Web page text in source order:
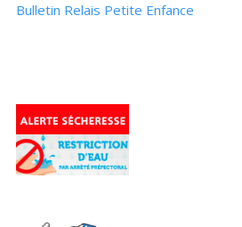
Bulletin Relais Petite Enfance